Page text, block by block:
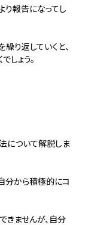
り報告になってし
り返していくと、
しょう。
について解説しま
分から積極的にコ
きませんが、自分